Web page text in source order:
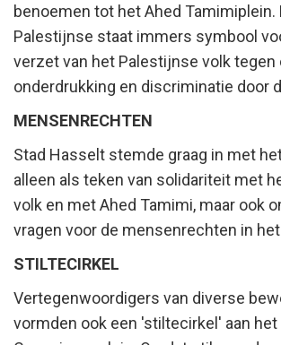
benoemen tot het Ahed Tamimiplein.
Palestijnse staat immers symbool
verzet van het Palestijnse volk tegen
onderdrukking en discriminatie door
MENSENRECHTEN
Stad Hasselt stemde graag in met
alleen als teken van solidariteit met
volk en met Ahed Tamimi, maar ook
vragen voor de mensenrechten in
STILTECIRKEL
Vertegenwoordigers van diverse
vormden ook een 'stiltecirkel' aan het